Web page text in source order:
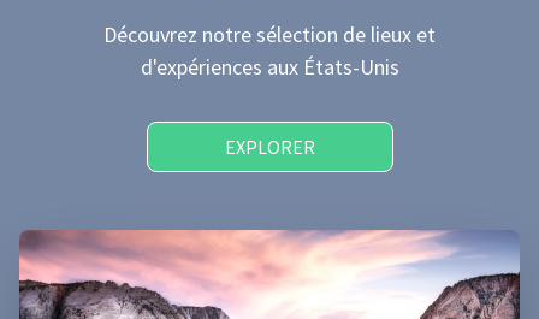
Découvrez notre sélection de lieux et
d'expériences aux États-Unis
EXPLORER